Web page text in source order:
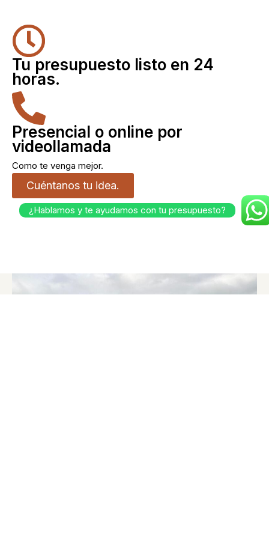
Tu presupuesto listo en 24
horas.
Presencial o online por
videollamada
Como te venga mejor.
Cuéntanos tu idea.
¿Hablamos y te ayudamos con tu presupuesto?